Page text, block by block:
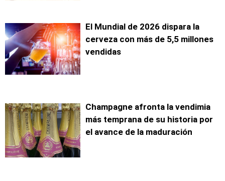
El Mundial de 2026 dispara la
cerveza con más de 5,5 millones
vendidas
Champagne afronta la vendimia
más temprana de su historia por
el avance de la maduración